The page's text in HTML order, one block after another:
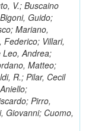
V.; Buscaino
Guido;
Mariano,
Federico; Villari,
Leo, Andrea;
Matteo;
R.; Pilar, Cecil
Pirro,
Giovanni; Cuomo,